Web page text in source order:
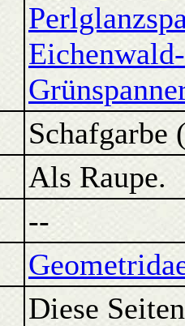
Schafgarbe
Als Raupe.
--
Diese